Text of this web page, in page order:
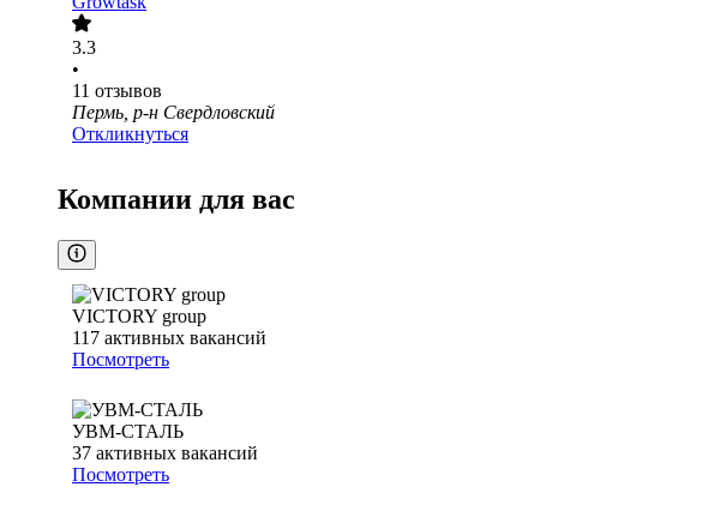
3.3
•
11 отзывов
Пермь, р-н Свердловский
Откликнуться
Компании для вас
VICTORY group
117 активных вакансий
Посмотреть
УВМ-СТАЛЬ
37 активных вакансий
Посмотреть